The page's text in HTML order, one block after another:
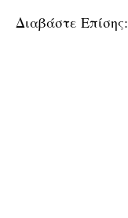
Διαβάστε Επίσης: